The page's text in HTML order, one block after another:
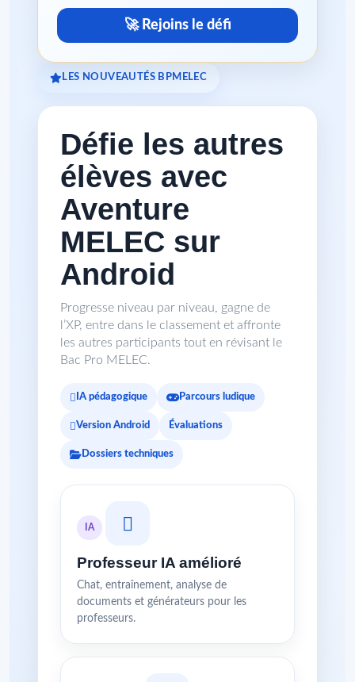
🚀 Rejoins le défi
LES NOUVEAUTÉS BPMELEC
Défie les autres
élèves avec
Aventure
MELEC sur
Android
Progresse niveau par niveau, gagne de
l’XP, entre dans le classement et affronte
les autres participants tout en révisant le
Bac Pro MELEC.
IA pédagogique Parcours ludique
Version Android Évaluations
Dossiers techniques
IA
Professeur IA amélioré
Chat, entraînement, analyse de
documents et générateurs pour les
professeurs.